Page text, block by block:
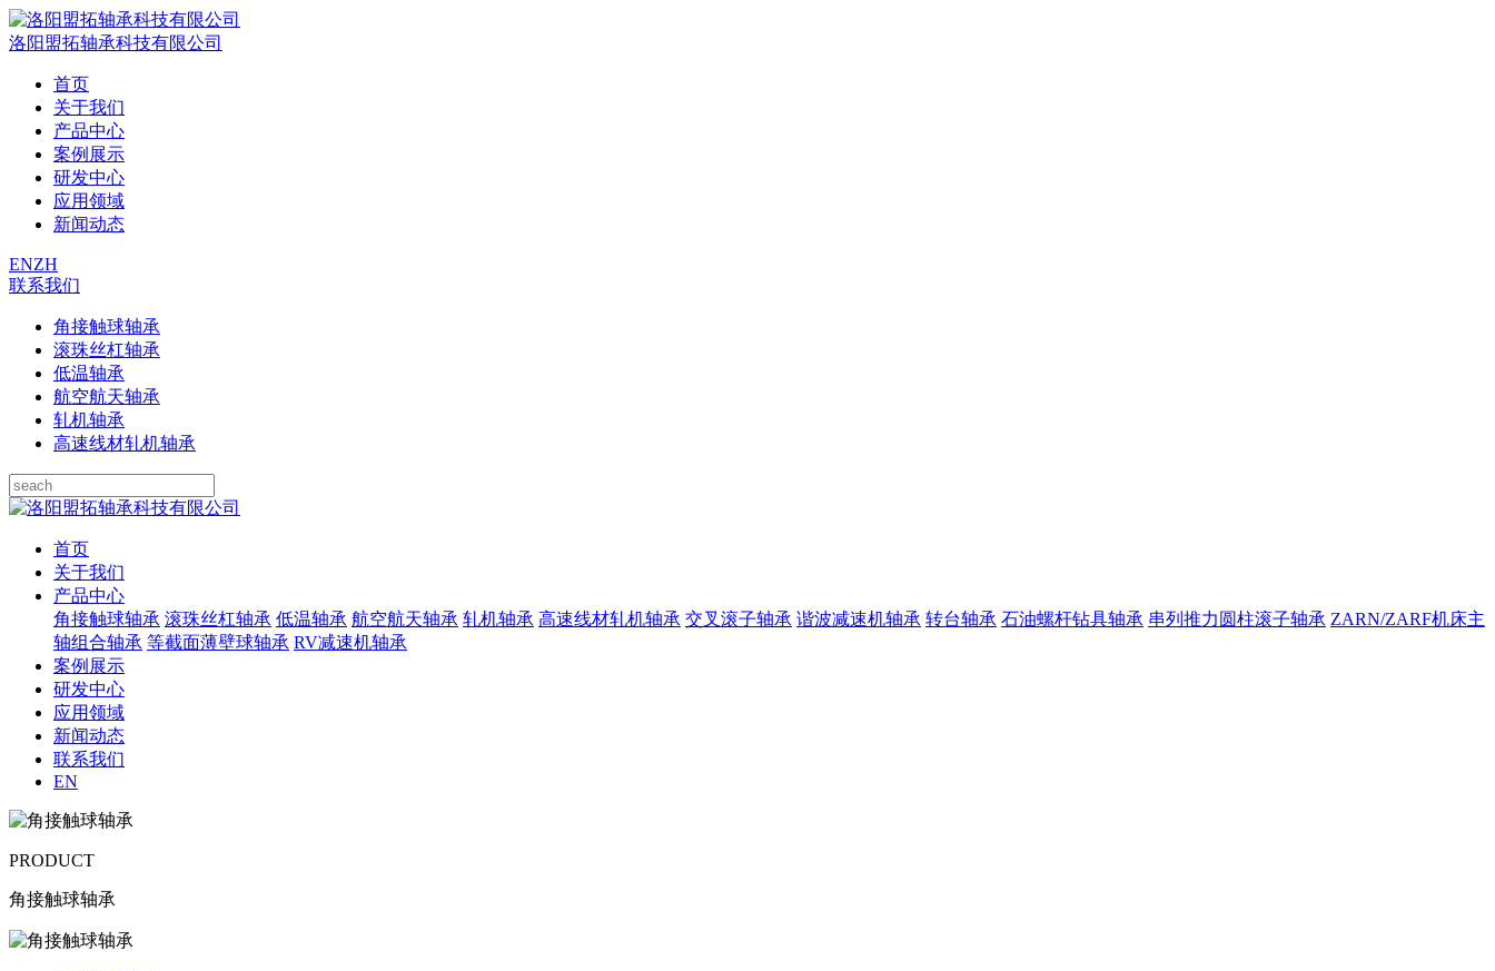
洛阳盟拓轴承科技有限公司
首页
关于我们
产品中心
案例展示
研发中心
应用领域
新闻动态
ENZH
联系我们
角接触球轴承
滚珠丝杠轴承
低温轴承
航空航天轴承
轧机轴承
高速线材轧机轴承
首页
关于我们
产品中心
角接触球轴承 滚珠丝杠轴承 低温轴承 航空航天轴承 轧机轴承 高速线材轧机轴承 交叉滚子轴承 谐波减速机轴承 转台轴承 石油螺杆钻具轴承 串列推力圆柱滚子轴承 ZARN/ZARF机床主
轴组合轴承 等截面薄壁球轴承 RV减速机轴承
案例展示
研发中心
应用领域
新闻动态
联系我们
EN
PRODUCT
角接触球轴承